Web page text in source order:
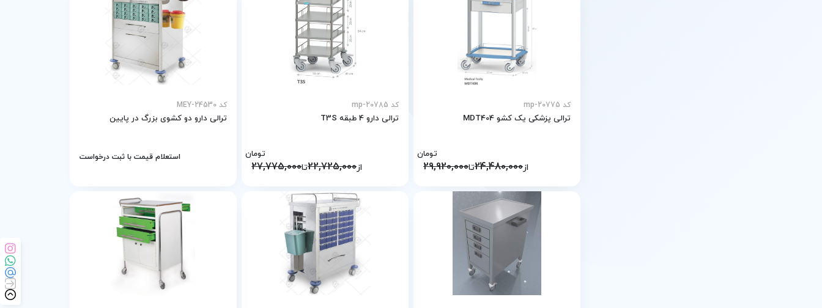
کد mp-20775
ترالی پزشکی یک کشو MDT404
از24,480,000تا29,920,000
تومان
کد mp-20785
ترالی دارو 4 طبقه T3S
از22,725,000تا27,775,000
تومان
کد MEY-24530
ترالی دارو دو کشوی بزرگ در پایین
استعلام قیمت با ثبت درخواست